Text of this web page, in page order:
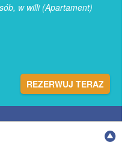
w willi (Apartament)
REZERWUJ TERAZ